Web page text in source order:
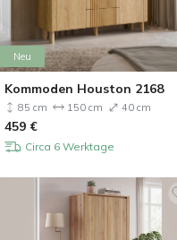
Neu
Kommoden Houston 2168
85 cm 150 cm 40 cm
459 €
Circa 6 Werktage